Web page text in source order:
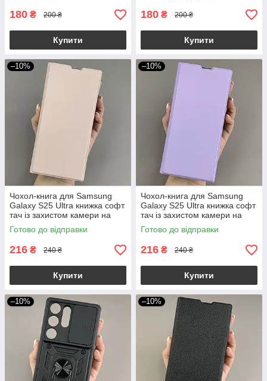
180 ₴ 200 ₴
Купити
180 ₴ 200 ₴
Купити
–10%
Чохол-книга для Samsung
Galaxy S25 Ultra книжка софт
тач із захистом камери на
самсунг с25 ультра пудрова
p8b
Готово до відправки
216 ₴ 240 ₴
Купити
–10%
Чохол-книга для Samsung
Galaxy S25 Ultra книжка софт
тач із захистом камери на
самсунг с25 ультра бузкова
p8b
Готово до відправки
216 ₴ 240 ₴
Купити
–10% –10%